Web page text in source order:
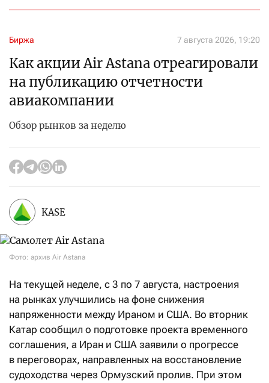
Биржа 7 августа 2026, 19:20
Как акции Air Astana отреагировали
на публикацию отчетности
авиакомпании
Обзор рынков за неделю
KASE
Фото: архив Air Astana
На текущей неделе, с 3 по 7 августа, настроения
на рынках улучшились на фоне снижения
напряженности между Ираном и США. Во вторник
Катар сообщил о подготовке проекта временного
соглашения, а Иран и США заявили о прогрессе
в переговорах, направленных на восстановление
судоходства через Ормузский пролив. При этом